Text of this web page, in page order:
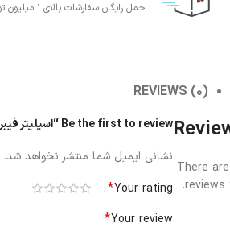
حمل رایگان سفارشات بالای 1 میلیون تومان
REVIEWS (0)
There
reviews
Be the first to review “اسپلیتر فیبر نوری قلمی 1:64”
نشانی ایمیل شما منتشر نخواهد شد.
Your rating
*
Your review
*